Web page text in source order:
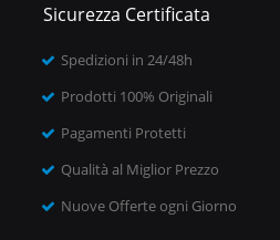
Sicurezza Certificata
Spedizioni in 24/48h
Prodotti 100% Originali
Pagamenti Protetti
Qualità al Miglior Prezzo
Nuove Offerte ogni Giorno